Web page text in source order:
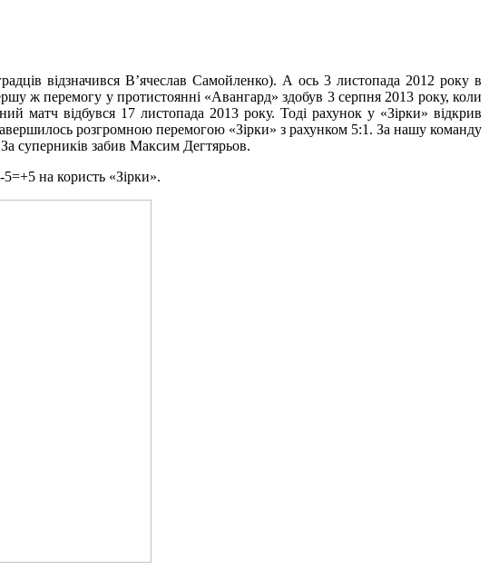
відзначився В’ячеслав Самойленко). А ось 3 листопада 2012 року в
ж перемогу у протистоянні «Авангард» здобув 3 серпня 2013 року, коли
матч відбувся 17 листопада 2013 року. Тоді рахунок у «Зірки» відкрив
розгромною перемогою «Зірки» з рахунком 5:1. За нашу команду
суперників забив Максим Дегтярьов.
на користь «Зірки».